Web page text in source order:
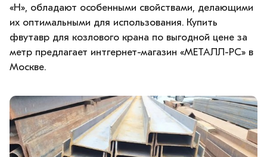
«H», обладают особенными свойствами, делающими
их оптимальными для использования. Купить
фвутавр для козлового крана по выгодной цене за
метр предлагает интгернет-магазин «МЕТАЛЛ-РС» в
Москве.